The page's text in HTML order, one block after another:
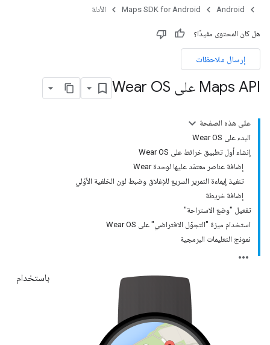
Android
Maps SDK for Android الأدلة
هل كان المحتوى مفيدًا؟
إرسال ملاحظات
Maps API على Wear OS
على هذه الصفحة
البدء على Wear OS
إنشاء أول تطبيق خرائط على Wear OS
إضافة عناصر معتمَد عليها لوحدة Wear
تنفيذ إيماءة التمرير السريع للإغلاق وضبط لون الخلفية الأوّلي
إضافة خريطة
تفعيل "وضع الاستراحة"
استخدام ميزة "التجوّل الافتراضي" على Wear OS
نموذج التعليمات البرمجية
باستخدام